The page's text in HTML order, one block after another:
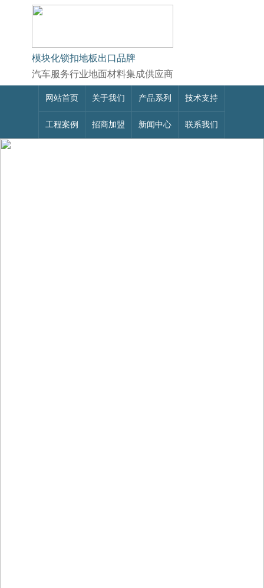
模块化锁扣地板出口品牌
汽车服务行业地面材料集成供应商
网站首页 关于我们 产品系列 技术支持
工程案例 招商加盟 新闻中心 联系我们